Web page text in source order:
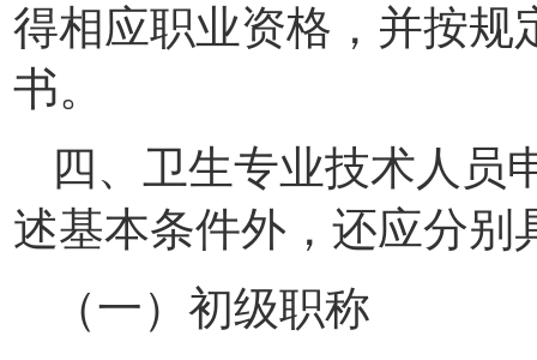
得相应职业资格，并按规
书。
四、卫生专业技术人员
述基本条件外，还应分别
（一）初级职称